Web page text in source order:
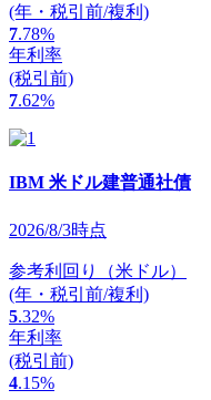
(年・税引前/複利)
7.78%
年利率
(税引前)
7.62%
IBM 米ドル建普通社債
2026/8/3時点
参考利回り（米ドル）
(年・税引前/複利)
5.32%
年利率
(税引前)
4.15%